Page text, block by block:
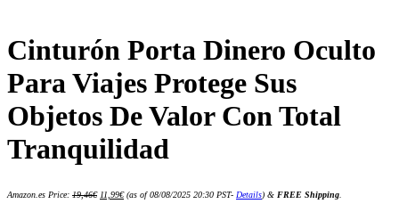
Cinturón Porta Dinero Oculto
Para Viajes Protege Sus
Objetos De Valor Con Total
Tranquilidad
Amazon.es Price: 19,46€ precio
11,99€precio
(as of 08/08/2025 20:30 PST- Details) & FREE Shipping